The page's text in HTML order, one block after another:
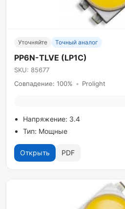
Уточняйте Точный аналог
PP6N-TLVE (LP1C)
SKU: 85677
Совпадение: 100% • Prolight
Напряжение: 3.4
Тип: Мощные
Открыть PDF